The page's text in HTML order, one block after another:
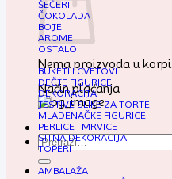
Nema proizvoda u korpi.
Način plaćanja
Pretraga
za:
ŠEĆERI
ČOKOLADA
BOJE
AROME
OSTALO
BUKETI I CVETOVI
DEČJE FIGURICE
DEKORACIJA
JESTIVE SLIKE ZA TORTE
MLADENAČKE FIGURICE
PERLICE I MRVICE
SITNA DEKORACIJA
TOPERI
AMBALAŽA